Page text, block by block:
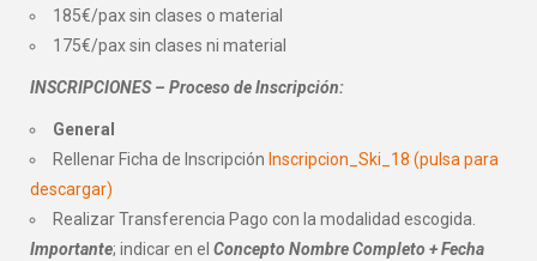
185€/pax sin clases o material
175€/pax sin clases ni material
INSCRIPCIONES – Proceso de Inscripción:
General
Rellenar Ficha de Inscripción Inscripcion_Ski_18 (pulsa para
descargar)
Realizar Transferencia Pago con la modalidad escogida.
Importante; indicar en el Concepto Nombre Completo + Fecha